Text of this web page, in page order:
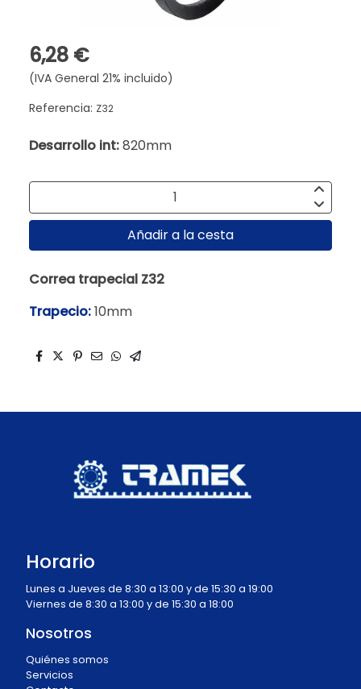
6,28 €
(IVA General 21% incluido)
Referencia: Z32
Desarrollo int:820mm
Añadir a la cesta
Correa trapecial Z32
Trapecio:10mm
Horario
Lunes a Jueves de 8:30 a 13:00 y de 15:30 a 19:00
Viernes de 8:30 a 13:00 y de 15:30 a 18:00
Nosotros
Quiénes somos
Servicios